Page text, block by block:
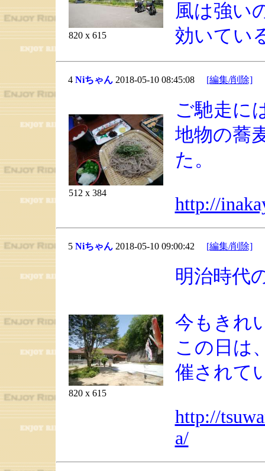
820 x 615
風は強い
効いてい
4 Niちゃん2018-05-10 08:45:08 [編集/削除]
512 x 384
ご馳走に
地物の蕎
た。
http://
5 Niちゃん2018-05-10 09:00:42 [編集/削除]
820 x 615
明治時代
今もきれ
この日は
催されて
http://
a/